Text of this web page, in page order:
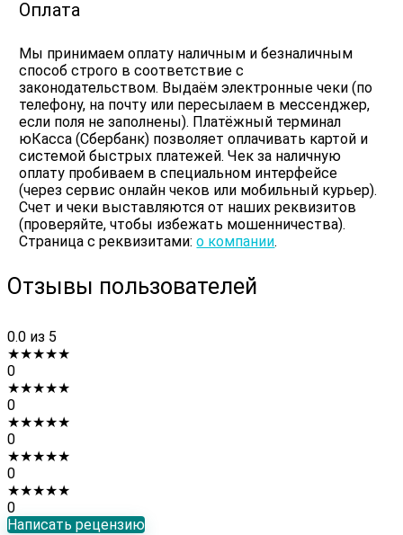
Оплата
Мы принимаем оплату наличным и безналичным
способ строго в соответствие с
законодательством. Выдаём электронные чеки (по
телефону, на почту или пересылаем в мессенджер,
если поля не заполнены). Платёжный терминал
юКасса (Сбербанк) позволяет оплачивать картой и
системой быстрых платежей. Чек за наличную
оплату пробиваем в специальном интерфейсе
(через сервис онлайн чеков или мобильный курьер).
Счет и чеки выставляются от наших реквизитов
(проверяйте, чтобы избежать мошенничества).
Страница с реквизитами:о компании.
Отзывы пользователей
0.0 из 5
★★★★★
0
★★★★★
0
★★★★★
0
★★★★★
0
★★★★★
0
Написать рецензию